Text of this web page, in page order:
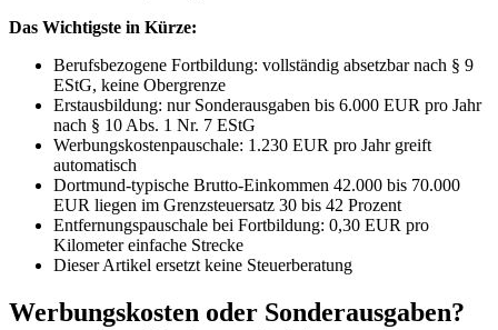
Das Wichtigste in Kürze:
Berufsbezogene Fortbildung: vollständig absetzbar nach § 9
EStG, keine Obergrenze
Erstausbildung: nur Sonderausgaben bis 6.000 EUR pro Jahr
nach § 10 Abs. 1 Nr. 7 EStG
Werbungskostenpauschale: 1.230 EUR pro Jahr greift
automatisch
Dortmund-typische Brutto-Einkommen 42.000 bis 70.000
EUR liegen im Grenzsteuersatz 30 bis 42 Prozent
Entfernungspauschale bei Fortbildung: 0,30 EUR pro
Kilometer einfache Strecke
Dieser Artikel ersetzt keine Steuerberatung
Werbungskosten oder Sonderausgaben?